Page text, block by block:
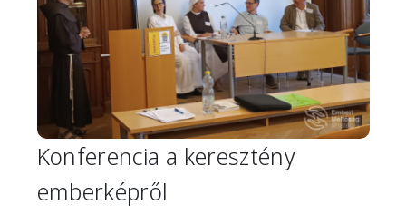
Konferencia a keresztény
emberképről